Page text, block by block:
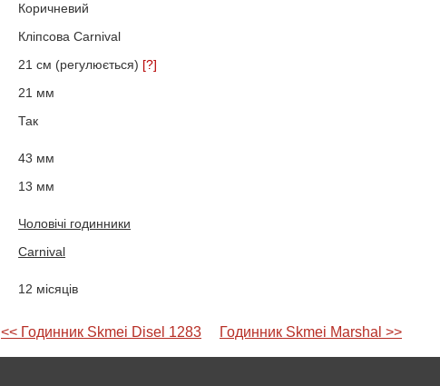
Коричневий
Кліпсова Carnival
21 см (регулюється) [?]
21 мм
Так
43 мм
13 мм
Чоловічі годинники
Carnival
12 місяців
<< Годинник Skmei Disel 1283 Годинник Skmei Marshal >>